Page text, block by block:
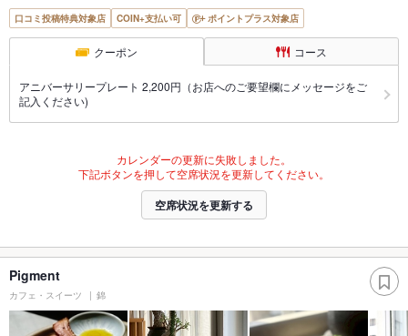
口コミ投稿特典対象店 COIN+支払い可 ポイントプラス対象店
クーポン コース
アニバーサリープレート 2,200円（お店へのご要望欄にメッセージをご
記入ください)
カレンダーの更新に失敗しました。
下記ボタンを押して空席状況を更新してください。
空席状況を更新する
Pigment
カフェ・スイーツ 錦